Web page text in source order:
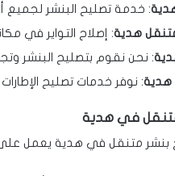
: خدمة تصليح البنشر لجميع
هدية: إصلاح التواير في
: نحن نقوم بتصليح البنشر
هدية: نوفر خدمات تصليح
متنقل في هدية
متنقل في هدية يعمل على